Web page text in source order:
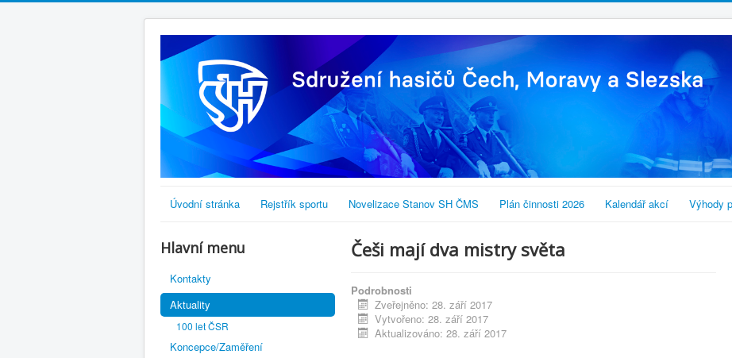
Úvodní stránka Rejstřík sportu Novelizace Stanov SH ČMS Plán činnosti 2026 Kalendář akcí Výhody
Hlavní menu
Kontakty
Aktuality
100 let ČSR
Koncepce/Zaměření
Češi mají dva mistry světa
Podrobnosti
Zveřejněno: 28. září 2017
Vytvořeno: 28. září 2017
Aktualizováno: 28. září 2017